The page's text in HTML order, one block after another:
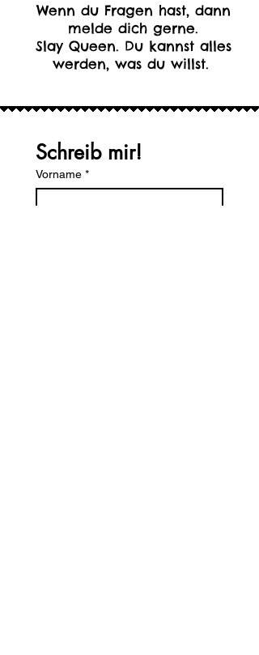
Wenn du Fragen hast, dann
melde dich gerne.
Slay Queen. Du kannst alles
werden, was du willst.
Schreib mir!
Vorname *